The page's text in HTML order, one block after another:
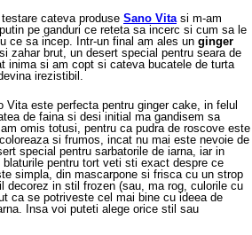
cateva produse Sano Vitasi m-am
pe ganduri ce reteta sa incerc si cum sa le
ce sa incep. Intr-un final am ales un ginger
si zahar brut, un desert special pentru seara de
inima si am copt si cateva bucatele de turta
irezistibil.
Vita este perfecta pentru ginger cake, in felul
de faina si desi initial ma gandisem sa
omis totusi, pentru ca pudra de roscove este
si frumos, incat nu mai este nevoie de
special pentru sarbatorile de iarna, iar in
pentru tort veti sti exact despre ce
simpla, din mascarpone si frisca cu un strop
decorez in stil frozen (sau, ma rog, culorile cu
ca se potriveste cel mai bine cu ideea de
Insa voi puteti alege orice stil sau